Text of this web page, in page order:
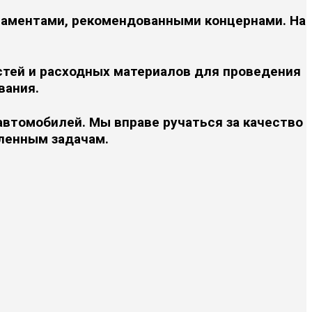
рекомендованными концернами. На
и расходных материалов для проведения
Мы вправе ручаться за качество
задачам.